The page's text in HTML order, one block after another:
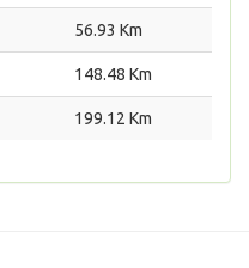
56.93 Km
148.48 Km
199.12 Km